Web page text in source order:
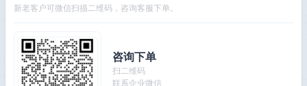
新老客户可微信扫描二维码，咨询客服下单。
咨询下单
扫二维码
联系企业微信